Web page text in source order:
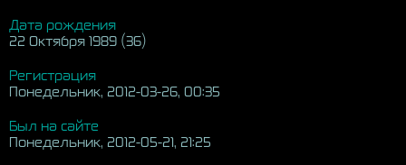
Дата рождения
22 Октября 1989 (36)
Регистрация
Понедельник, 2012-03-26, 00:35
Был на сайте
Понедельник, 2012-05-21, 21:25